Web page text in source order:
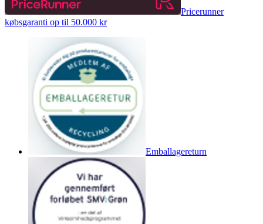
Pricerunner
købsgaranti op til 50.000 kr
Emballagereturn